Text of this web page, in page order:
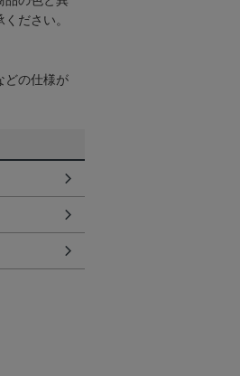
ださい。
どの仕様が